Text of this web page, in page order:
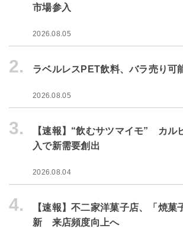
市場参入
2026.08.05
2. ラベルレスPET飲料、バラ売り可
2026.08.05
3.
【速報】“飲むサツマイモ” カル
入で新需要創出
2026.08.04
4.
【速報】不二家洋菓子店、「焼菓
新 来店頻度向上へ